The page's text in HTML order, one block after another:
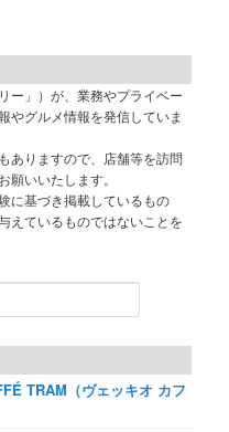
ー」）が、業務やプライベー
やグルメ情報を発信していま
ありますので、店舗等を訪問
いいたします。
に基づき掲載しているもの
えているものではないことを
TRAM（ヴェッキオ カフ